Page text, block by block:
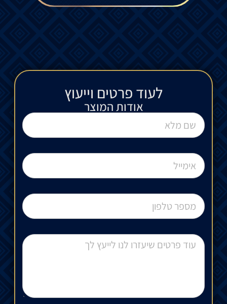
לעוד פרטים וייעוץ​
אודות המוצר